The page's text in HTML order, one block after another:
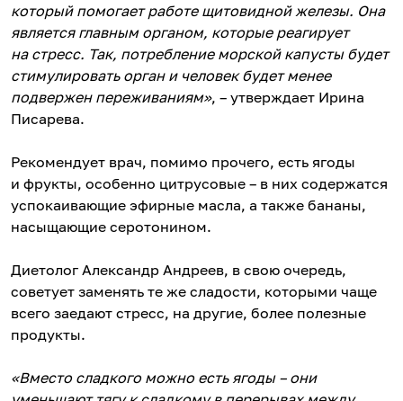
который помогает работе щитовидной железы. Она
является главным органом, которые реагирует
на стресс. Так, потребление морской капусты будет
стимулировать орган и человек будет менее
подвержен переживаниям», – утверждает Ирина
Писарева.
Рекомендует врач, помимо прочего, есть ягоды
и фрукты, особенно цитрусовые – в них содержатся
успокаивающие эфирные масла, а также бананы,
насыщающие серотонином.
Диетолог Александр Андреев, в свою очередь,
советует заменять те же сладости, которыми чаще
всего заедают стресс, на другие, более полезные
продукты.
«Вместо сладкого можно есть ягоды – они